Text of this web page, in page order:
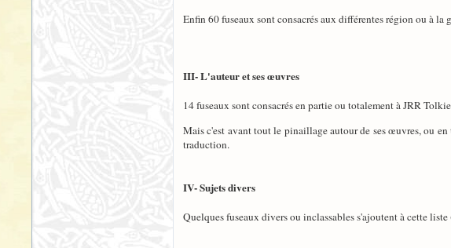
Enfin 60 fuseaux sont consacrés aux différentes région ou à
III- L'auteur et ses œuvres
14 fuseaux sont consacrés en partie ou totalement à JRR
Mais c'est avant tout le pinaillage autour de ses œuvres, ou
traduction.
IV- Sujets divers
Quelques fuseaux divers ou inclassables s'ajoutent à cette